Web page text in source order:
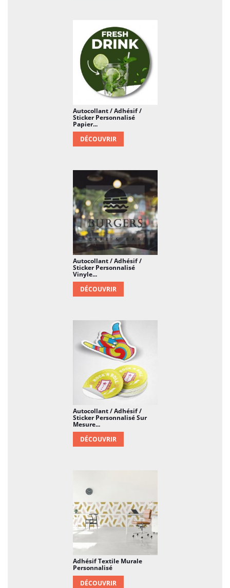
Autocollant / Adhésif /
Sticker Personnalisé
Papier...
DÉCOUVRIR
Autocollant / Adhésif /
Sticker Personnalisé
Vinyle...
DÉCOUVRIR
Autocollant / Adhésif /
Sticker Personnalisé Sur
Mesure...
DÉCOUVRIR
Adhésif Textile Murale
Personnalisé
DÉCOUVRIR